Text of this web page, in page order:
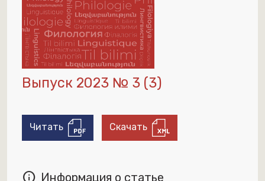
Выпуск 2023 № 3 (3)
Читать Скачать
info Информация о статье